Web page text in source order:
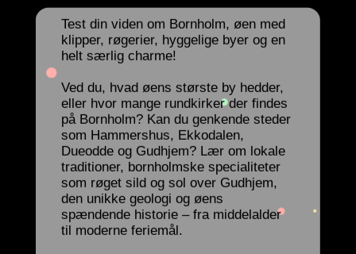
Test din viden om Bornholm, øen med
klipper, røgerier, hyggelige byer og en
helt særlig charme!
Ved du, hvad øens største by hedder,
eller hvor mange rundkirker der findes
på Bornholm? Kan du genkende steder
som Hammershus, Ekkodalen,
Dueodde og Gudhjem? Lær om lokale
traditioner, bornholmske specialiteter
som røget sild og sol over Gudhjem,
den unikke geologi og øens
spændende historie – fra middelalder
til moderne feriemål.